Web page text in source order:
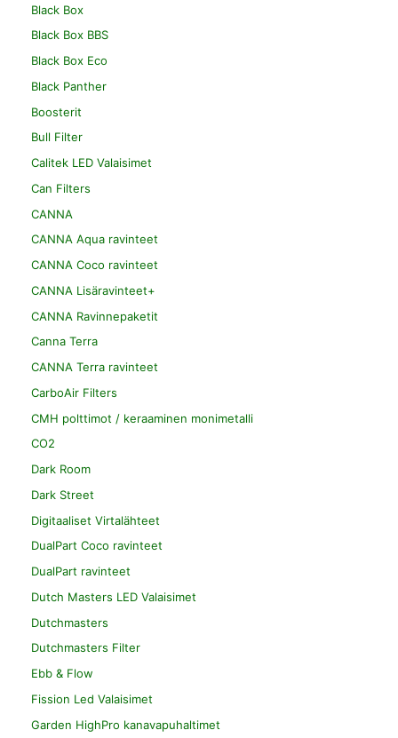
Black Box
Black Box BBS
Black Box Eco
Black Panther
Boosterit
Bull Filter
Calitek LED Valaisimet
Can Filters
CANNA
CANNA Aqua ravinteet
CANNA Coco ravinteet
CANNA Lisäravinteet+
CANNA Ravinnepaketit
Canna Terra
CANNA Terra ravinteet
CarboAir Filters
CMH polttimot / keraaminen monimetalli
CO2
Dark Room
Dark Street
Digitaaliset Virtalähteet
DualPart Coco ravinteet
DualPart ravinteet
Dutch Masters LED Valaisimet
Dutchmasters
Dutchmasters Filter
Ebb & Flow
Fission Led Valaisimet
Garden HighPro kanavapuhaltimet